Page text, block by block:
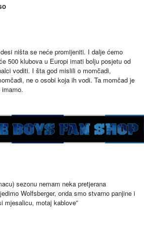
ništa se neće promijeniti. I dalje ćemo
500 klubova u Europi imati bolju posjetu od
voditi. I šta god mislili o momčadi,
ne o osobi koja ih vodi. Ta momčad je
sezonu nemam neka pretjerana
Wolfsberger, onda smo stvarno panjine i
mjesalicu, motaj kablove”